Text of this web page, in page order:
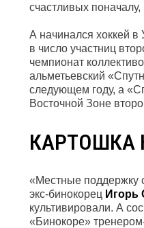
счастливых
А начинался хоккей
в число участниц
чемпионат
альметьевский
следующем году, а
Восточной Зоне
КАРТОШКА
«Местные поддержку
экс-бинокорец Игорь
культивировали. А
«Бинокоре»